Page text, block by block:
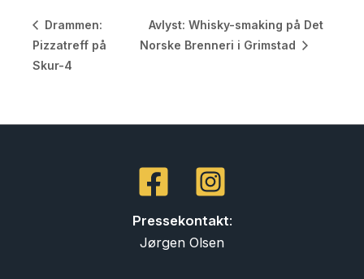
Drammen:
Pizzatreff på
Skur-4
Avlyst: Whisky-smaking på Det
Norske Brenneri i Grimstad
Pressekontakt:
Jørgen Olsen